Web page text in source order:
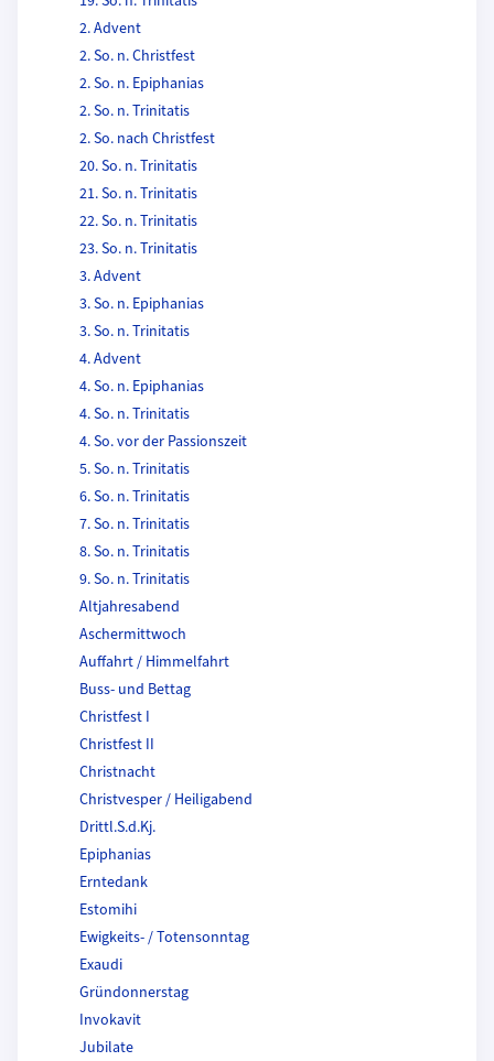
2. Advent
2. So. n. Christfest
2. So. n. Epiphanias
2. So. n. Trinitatis
2. So. nach Christfest
20. So. n. Trinitatis
21. So. n. Trinitatis
22. So. n. Trinitatis
23. So. n. Trinitatis
3. Advent
3. So. n. Epiphanias
3. So. n. Trinitatis
4. Advent
4. So. n. Epiphanias
4. So. n. Trinitatis
4. So. vor der Passionszeit
5. So. n. Trinitatis
6. So. n. Trinitatis
7. So. n. Trinitatis
8. So. n. Trinitatis
9. So. n. Trinitatis
Altjahresabend
Aschermittwoch
Auffahrt / Himmelfahrt
Buss- und Bettag
Christfest I
Christfest II
Christnacht
Christvesper / Heiligabend
Drittl.S.d.Kj.
Epiphanias
Erntedank
Estomihi
Ewigkeits- / Totensonntag
Exaudi
Gründonnerstag
Invokavit
Jubilate